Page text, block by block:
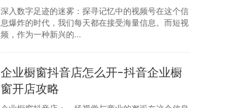
深入数字足迹的迷雾：探寻记忆中的视频号在这个信
息爆炸的时代，我们每天都在接受海量信息。而短视
频，作为一种新兴的...
企业橱窗抖音店怎么开-抖音企业橱
窗开店攻略